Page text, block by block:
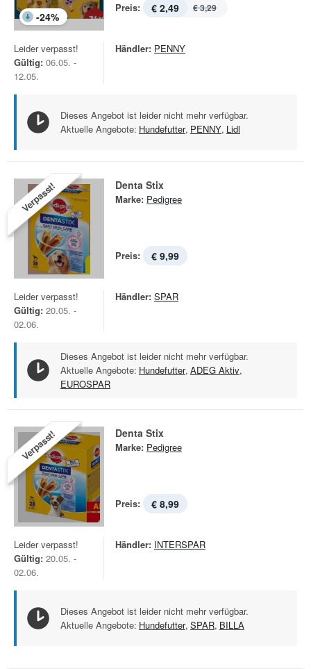
-24%
Preis: € 2,49 € 3,29
Leider verpasst!
Gültig: 06.05. -
12.05.
Händler: PENNY
Dieses Angebot ist leider nicht mehr verfügbar.
Aktuelle Angebote: Hundefutter, PENNY, Lidl
Verpasst! Denta Stix
Marke: Pedigree
Preis: € 9,99
Leider verpasst!
Gültig: 20.05. -
02.06.
Händler: SPAR
Dieses Angebot ist leider nicht mehr verfügbar.
Aktuelle Angebote: Hundefutter, ADEG Aktiv,
EUROSPAR
Verpasst! Denta Stix
Marke: Pedigree
Preis: € 8,99
Leider verpasst!
Gültig: 20.05. -
02.06.
Händler: INTERSPAR
Dieses Angebot ist leider nicht mehr verfügbar.
Aktuelle Angebote: Hundefutter, SPAR, BILLA